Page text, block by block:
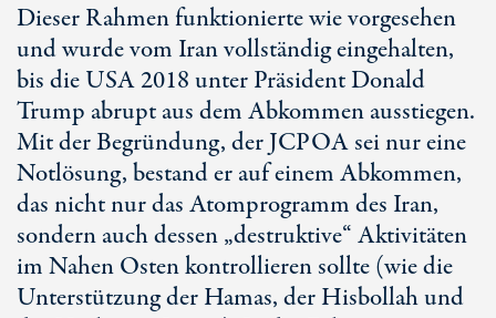
Dieser Rahmen funktionierte wie vorgesehen
und wurde vom Iran vollständig eingehalten,
bis die USA 2018 unter Präsident Donald
Trump abrupt aus dem Abkommen ausstiegen.
Mit der Begründung, der JCPOA sei nur eine
Notlösung, bestand er auf einem Abkommen,
das nicht nur das Atomprogramm des Iran,
sondern auch dessen „destruktive“ Aktivitäten
imNahen Ostenkontrollieren sollte (wie die
Unterstützung der Hamas, der Hisbollah und